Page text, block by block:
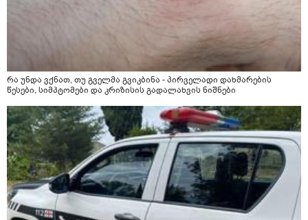
რა უნდა ვქნათ, თუ გველმა გვიკბინა - პირველადი დახმარების
წესები, სიმპტომები და კრიზისის გადალახვის ნიშნები